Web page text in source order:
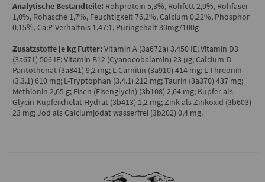
Analytische Bestandteile:Rohprotein 5,3%, Rohfett 2,9%, Rohfaser
1,0%, Rohasche 1,7%, Feuchtigkeit 76,2%, Calcium 0,22%, Phosphor
0,15%, Ca:P-Verhältnis 1,47:1, Puringehalt 30mg/100g
Zusatzstoffe je kg Futter:Vitamin A (3a672a) 3.450 IE; Vitamin D3
(3a671) 506 IE; Vitamin B12 (Cyanocobalamin) 23 µg; Calcium-D-
Pantothenat (3a841) 9,2 mg; L-Carnitin (3a910) 414 mg; L-Threonin
(3.3.1) 610 mg; L-Tryptophan (3.4.1) 212 mg; Taurin (3a370) 437 mg;
Methionin 2,65 g; Eisen (Eisenglycin) (3b108) 2,64 mg; Kupfer als
Glycin-Kupferchelat Hydrat (3b413) 1,2 mg; Zink als Zinkoxid (3b603)
23 mg; Jod als Calciumjodat wasserfrei (3b202) 0,4 mg.